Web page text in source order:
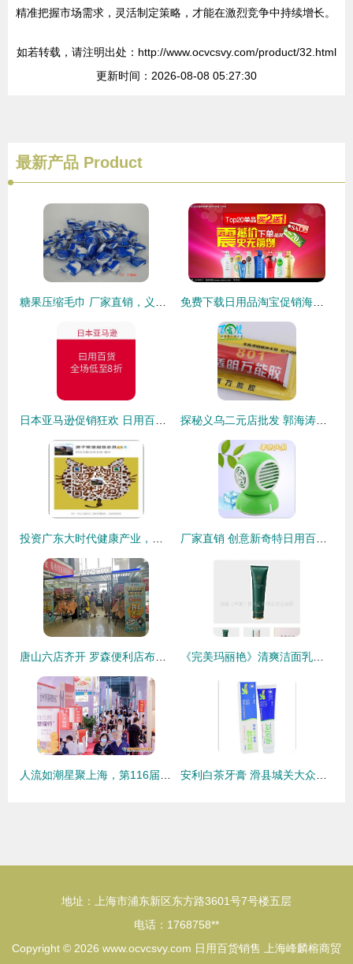
精准把握市场需求，灵活制定策略，才能在激烈竞争中持续增长。
如若转载，请注明出处：http://www.ocvcsvy.com/product/32.html
更新时间：2026-08-08 05:27:30
最新产品 Product
地址：上海市浦东新区东方路3601号7号楼五层
电话：1768758**
Copyright © 2026 www.ocvcsvy.com 日用百货销售 上海峰麟榕商贸